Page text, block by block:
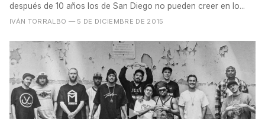
después de 10 años los de San Diego no pueden creer en lo...
IVÁN TORRALBO — 5 DE DICIEMBRE DE 2015